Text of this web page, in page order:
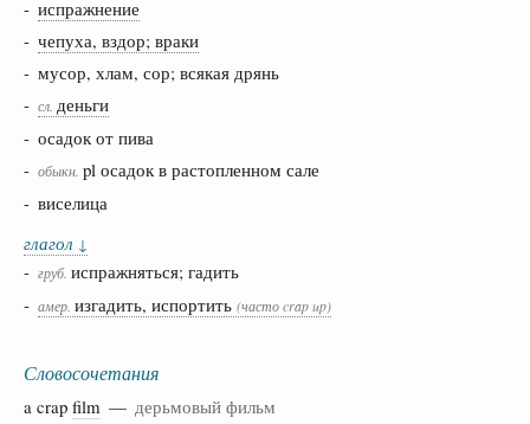
- испражнение
- чепуха, вздор; враки
- мусор, хлам, сор; всякая дрянь
- сл. деньги
- осадок от пива
- обыкн. pl осадок в растопленном сале
- виселица
глагол ↓
- груб. испражняться; гадить
- амер. изгадить, испортить (часто crap up)
Словосочетания
a crap film — дерьмовый фильм